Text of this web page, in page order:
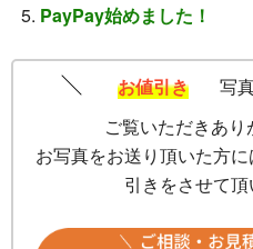
PayPay始めました！
お値引き
写
ご覧いただきあ
お写真をお送り頂いた方
引きをさせて頂